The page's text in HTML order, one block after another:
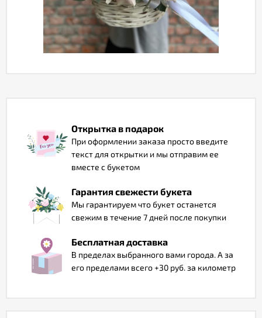
конфиденциальности
Открытка в подарок
При оформлении заказа просто введите
текст для открытки и мы отправим ее
вместе с букетом
Гарантия свежести букета
Мы гарантируем что букет останется
свежим в течение 7 дней после покупки
Бесплатная доставка
В пределах выбранного вами города. А за
его пределами всего +30 руб. за километр